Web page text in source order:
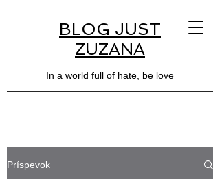
BLOG JUST
ZUZANA
In a world full of hate, be love
Príspevok